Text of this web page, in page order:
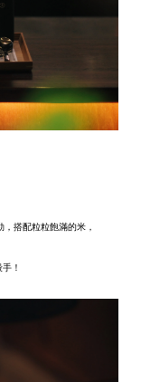
搭配粒粒飽滿的米，
！